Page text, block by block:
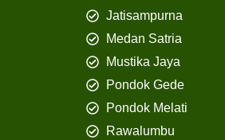
Jatisampurna
Medan Satria
Mustika Jaya
Pondok Gede
Pondok Melati
Rawalumbu